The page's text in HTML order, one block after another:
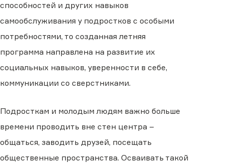
способностей и других навыков
самообслуживания у подростков с особыми
потребностями, то созданная летняя
программа направлена на развитие их
социальных навыков, уверенности в себе,
коммуникации со сверстниками.
Подросткам и молодым людям важно больше
времени проводить вне стен центра –
общаться, заводить друзей, посещать
общественные пространства. Осваивать такой